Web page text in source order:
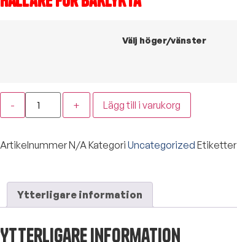
Välj höger/vänster
- + Lägg till i varukorg
ArtikelnummerN/A Kategori Uncategorized Etiketter
Ytterligare information
Ytterligare information